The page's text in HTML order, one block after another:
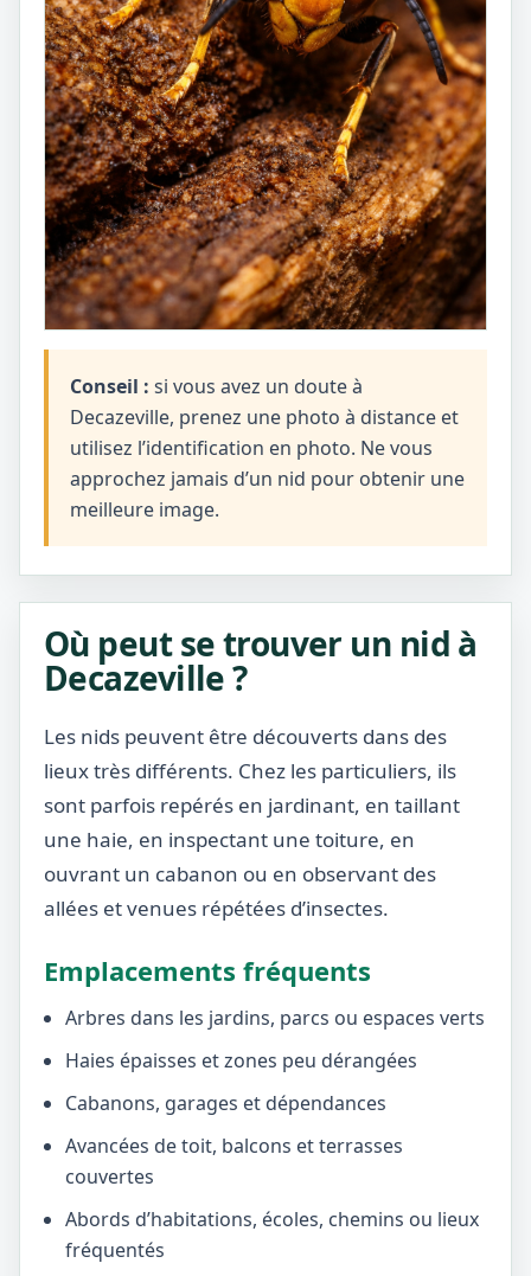
Conseil : si vous avez un doute à
Decazeville, prenez une photo à distance et
utilisez l’identification en photo. Ne vous
approchez jamais d’un nid pour obtenir une
meilleure image.
Où peut se trouver un nid à
Decazeville ?
Les nids peuvent être découverts dans des
lieux très différents. Chez les particuliers, ils
sont parfois repérés en jardinant, en taillant
une haie, en inspectant une toiture, en
ouvrant un cabanon ou en observant des
allées et venues répétées d’insectes.
Emplacements fréquents
Arbres dans les jardins, parcs ou espaces verts
Haies épaisses et zones peu dérangées
Cabanons, garages et dépendances
Avancées de toit, balcons et terrasses
couvertes
Abords d’habitations, écoles, chemins ou lieux
fréquentés